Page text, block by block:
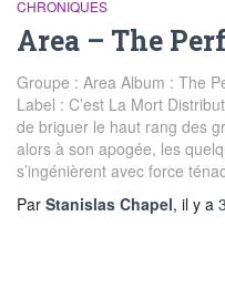
CHRONIQUES
Area – The
Groupe : Area Album : The
Label : C’est La Mort
de briguer le haut rang des
alors à son apogée, les
s’ingénièrent avec force
Par Stanislas Chapel, il y a